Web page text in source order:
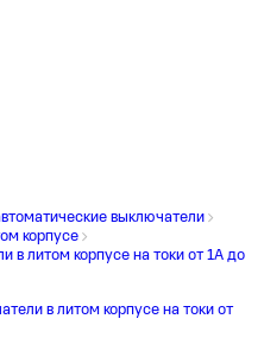
выключатели
корпусе
в литом корпусе на токи от 1А до
в литом корпусе на токи от